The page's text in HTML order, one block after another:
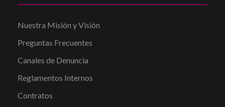
Nuestra Misión y Visión
Preguntas Frecuentes
Canales de Denuncia
Reglamentos Internos
Contratos